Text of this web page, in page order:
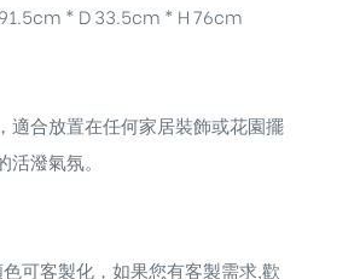
* D 33.5cm * H 76cm
適合放置在任何家居裝飾或花園擺
潑氣氛。
可客製化，如果您有客製需求,歡